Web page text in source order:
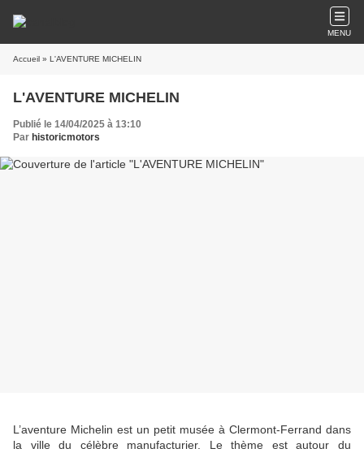
MENU
Accueil » L'AVENTURE MICHELIN
L'AVENTURE MICHELIN
Publié le 14/04/2025 à 13:10
Par historicmotors
L’aventure Michelin est un petit musée à Clermont-Ferrand dans
la ville du célèbre manufacturier. Le thème est autour du